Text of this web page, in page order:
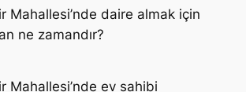
Mahallesi’nde daire almak için
ne zamandır?
Mahallesi’nde ev sahibi